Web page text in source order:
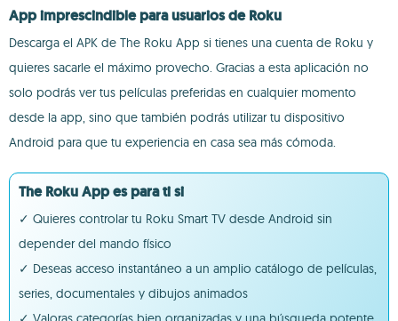
App imprescindible para usuarios de Roku
Descarga el APK de The Roku App si tienes una cuenta de Roku y
quieres sacarle el máximo provecho. Gracias a esta aplicación no
solo podrás ver tus películas preferidas en cualquier momento
desde la app, sino que también podrás utilizar tu dispositivo
Android para que tu experiencia en casa sea más cómoda.
The Roku App es para ti si
✓ Quieres controlar tu Roku Smart TV desde Android sin
depender del mando físico
✓ Deseas acceso instantáneo a un amplio catálogo de películas,
series, documentales y dibujos animados